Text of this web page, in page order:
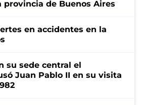
provincia de Buenos Aires
en accidentes en la
su sede central el
Juan Pablo II en su visita